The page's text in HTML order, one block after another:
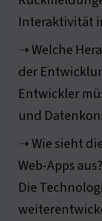
Interaktivität
➝ Welche
der
Entwickler
und
➝ Wie sieht
Web-Apps aus?
Die